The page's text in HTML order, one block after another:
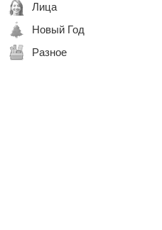
Лица
Новый Год
Разное